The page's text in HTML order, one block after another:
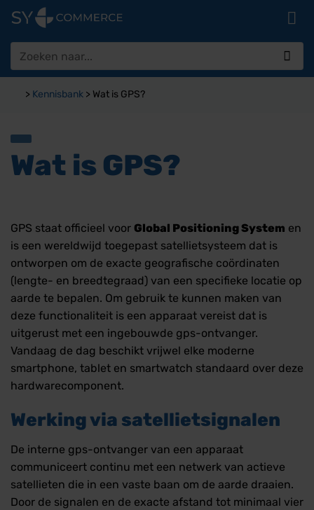
naar
inhoud
> Kennisbank> Wat is GPS?
Wat is GPS?
GPS staat officieel voor Global Positioning System en
is een wereldwijd toegepast satellietsysteem dat is
ontworpen om de exacte geografische coördinaten
(lengte- en breedtegraad) van een specifieke locatie op
aarde te bepalen. Om gebruik te kunnen maken van
deze functionaliteit is een apparaat vereist dat is
uitgerust met een ingebouwde gps-ontvanger.
Vandaag de dag beschikt vrijwel elke moderne
smartphone, tablet en smartwatch standaard over deze
hardwarecomponent.
Werking via satellietsignalen
De interne gps-ontvanger van een apparaat
communiceert continu met een netwerk van actieve
satellieten die in een vaste baan om de aarde draaien.
Door de signalen en de exacte afstand tot minimaal vier